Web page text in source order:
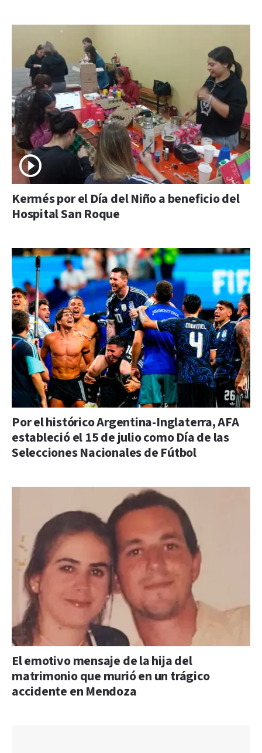
Kermés por el Día del Niño a beneficio del
Hospital San Roque
Por el histórico Argentina-Inglaterra, AFA
estableció el 15 de julio como Día de las
Selecciones Nacionales de Fútbol
El emotivo mensaje de la hija del
matrimonio que murió en un trágico
accidente en Mendoza